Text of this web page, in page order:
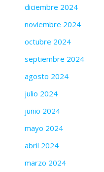
diciembre 2024
noviembre 2024
octubre 2024
septiembre 2024
agosto 2024
julio 2024
junio 2024
mayo 2024
abril 2024
marzo 2024